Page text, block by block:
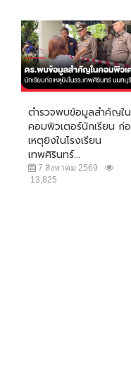
ตำรวจพบข้อมูลสำคัญใน
คอมพิวเตอร์นักเรียน ก่อ
เหตุยิงในโรงเรียน
เทพศิรินทร์...
7 สิงหาคม 2569
13,825